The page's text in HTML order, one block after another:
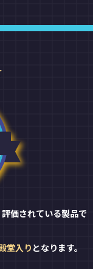
価されている製品で
堂入り となります。